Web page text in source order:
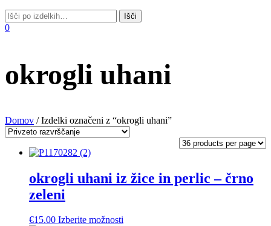
0
okrogli uhani
Domov / Izdelki označeni z “okrogli uhani”
okrogli uhani iz žice in perlic – črno
zeleni
€15.00 Izberite možnosti